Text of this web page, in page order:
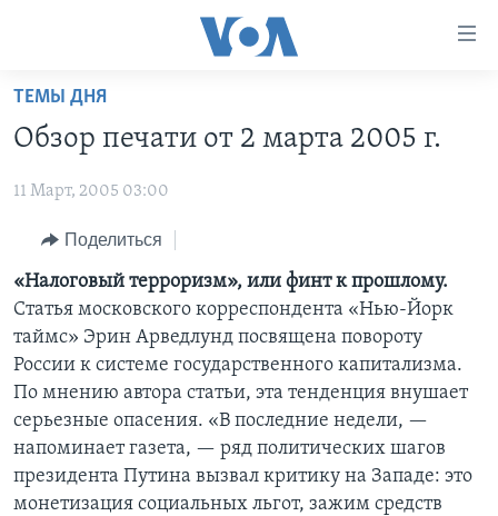
Перейти
основной
Перейти
навигации
Перейти
поиск
ГЛАВНОЕ
ПРОГРАММЫ
АМЕРИКА
НОВОСТИ ЗА МИНУТУ
ИТОГИ
ПОЧЕМУ ЭТО ВАЖНО?
ДИСКУССИЯ VOA
ДЕТАЛИ
АМЕРИКА. БОЛЬШОЕ ПУТЕШЕСТВИЕ
ПРОЕКТЫ
УЧИМ АНГЛИЙСКИЙ
НАША АМЕРИКАНСКАЯ ИСТОРИЯ
А КАК В АМЕРИКЕ?
АРТЕФАКТЫ
АМЕРИКАНСКИЕ ГОРОДКИ
ЭКСПЕРТИЗА
ИНТЕРВЬЮ
ФАКТЫ ПРОТИВ ФЕЙКОВ
ЗА СВОБОДУ ПРЕССЫ
УЧИМ АНГЛИЙСКИЙ
ВИДЕО
ПОДПИСКА НА НОВОСТИ
ТЕМЫ ДНЯ
Обзор печати от 2 марта 2005 г.
11 Март, 2005 03:00
Поделиться
«Налоговый терроризм», или финт к прошлому.
Статья московского корреспондента «Нью-Йорк
таймс» Эрин Арведлунд посвящена повороту
России к системе государственного капитализма.
По мнению автора статьи, эта тенденция внушает
серьезные опасения. «В последние недели, —
напоминает газета, — ряд политических шагов
президента Путина вызвал критику на Западе: это
монетизация социальных льгот, зажим средств